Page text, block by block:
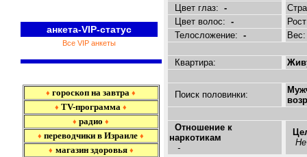
анкета-VIP-статус
Все VIP анкеты
♦ гороскоп на завтра ♦
♦ TV-программа ♦
♦ радио ♦
♦ переводчики в Израиле ♦
♦ магазин здоровья ♦
Цвет глаз: -
Цвет волос: -
Телосложение: -
Квартира:
Поиск половинки:
Отношение к
наркотикам
-